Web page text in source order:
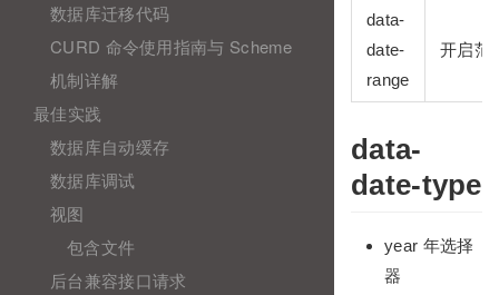
数据库迁移代码
CURD 命令使用指南与 Scheme
机制详解
最佳实践
数据库自动缓存
数据库调试
视图
包含文件
后台兼容接口请求
data-
date-
range
开启范
data-
date-type
year 年选择
器